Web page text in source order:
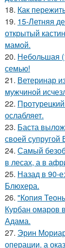
18. Как
19. 15-Летняя
открытый
мамой.
20. Небольшая
семью!
21. Ветеринар
мужчиной
22.
ослабляет.
23. Баста
своей супругой
24. Самый
в лесах, а в
25. Назад в 90-
Блюхера.
26. "Копия
Курбан омаров
Адама.
27. Эрин
операции, а